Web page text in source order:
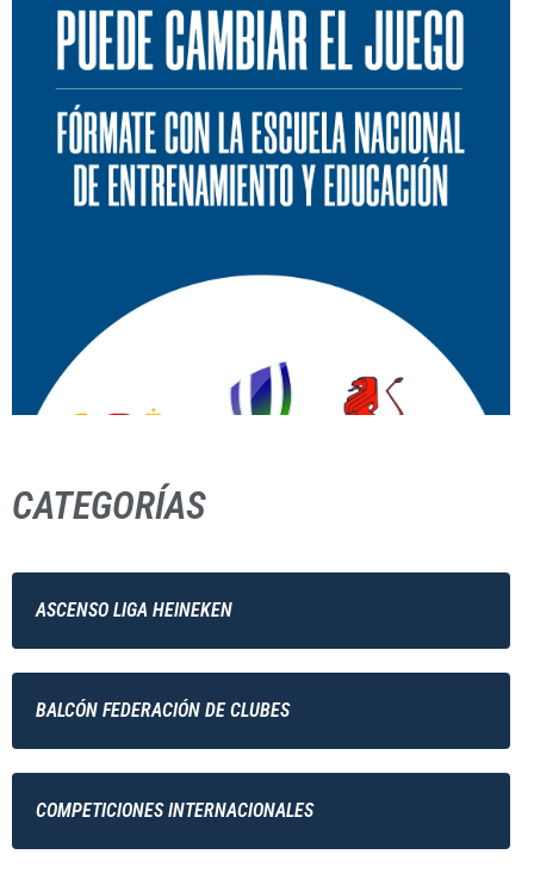
CATEGORÍAS
ASCENSO LIGA HEINEKEN
BALCÓN FEDERACIÓN DE CLUBES
COMPETICIONES INTERNACIONALES